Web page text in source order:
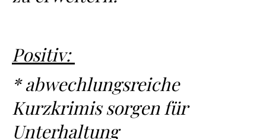
Positiv:
* abwechlungsreiche
Kurzkrimis sorgen für
Unterhaltung